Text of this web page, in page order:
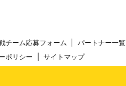
チーム応募フォーム パートナー一覧
ポリシー サイトマップ